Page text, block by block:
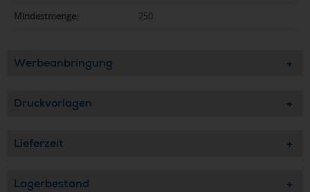
Mindestmenge: 250
Werbeanbringung
Druckvorlagen
Lieferzeit
Lagerbestand